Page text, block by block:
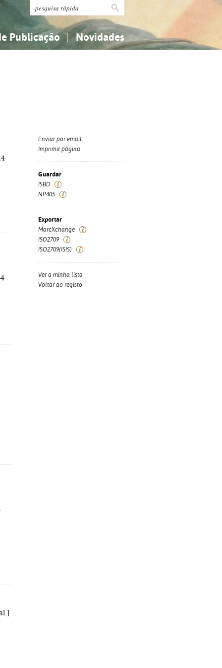
Publicação Novidades
Enviar por email
Imprimir página
Guardar
ISBD
NP405
Exportar
MarcXchange
ISO2709
ISO2709(ISIS)
Ver a minha lista
Voltar ao registo